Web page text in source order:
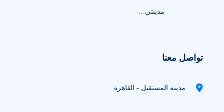
مدينتي…
تواصل معنا
مدينة المستقبل - القاهرة